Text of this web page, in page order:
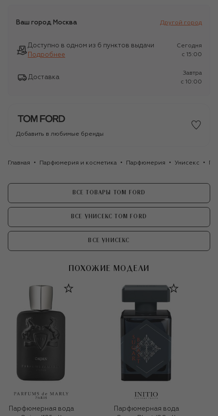
Ваш город Москва Другой город
Доступно в одном из 6 пунктов выдачи
Подробнее
Сегодня
c 15:00
Доставка
Завтра
c 10:00
Добавить в любимые бренды
Главная Парфюмерия и косметика Парфюмерия Унисекс
ВСЕ ТОВАРЫ TOM FORD
ВСЕ УНИСЕКС TOM FORD
ВСЕ УНИСЕКС
ПОХОЖИЕ МОДЕЛИ
Парфюмерная вода
Парфюмерная вода